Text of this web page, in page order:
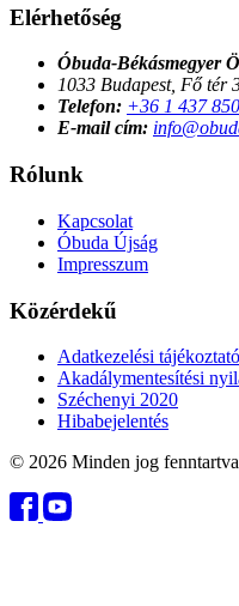
Elérhetőség
Óbuda-Békásmegyer
1033 Budapest, Fő tér
Telefon: +36 1 437
E-mail cím:
Rólunk
Kapcsolat
Óbuda Újság
Impresszum
Közérdekű
Adatkezelési tájékoztató
Akadálymentesítési
Széchenyi 2020
Hibabejelentés
© 2026 Minden jog